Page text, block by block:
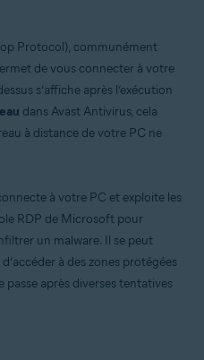
Protocol), communément
de vous connecter à votre
s’affiche après l’exécution
dans Avast Antivirus, cela
à distance de votre PC ne
à votre PC et exploite les
RDP de Microsoft pour
un malware. Il se peut
à des zones protégées
après diverses tentatives